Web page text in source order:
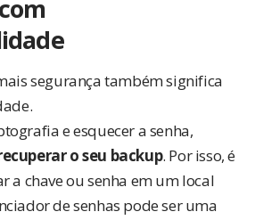
segurança também significa
e esquecer a senha,
o seu backup. Por isso, é
a chave ou senha em um local
de senhas pode ser uma